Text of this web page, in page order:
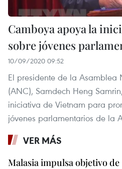
Camboya apoya la
sobre jóvenes
10/09/2020 09:52
El presidente de la
(ANC), Samdech Heng
iniciativa de Vietnam para
jóvenes parlamentarios de la
VER MÁS
Malasia impulsa objetivo de